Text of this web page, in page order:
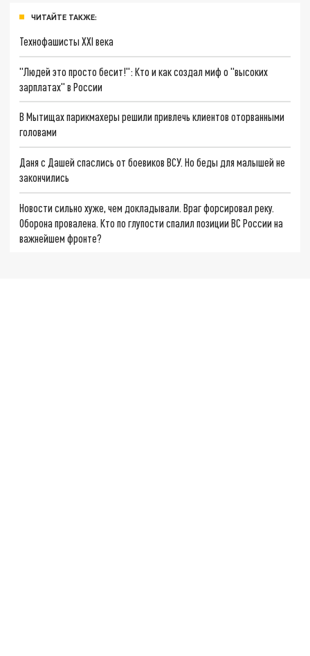
ЧИТАЙТЕ ТАКЖЕ:
Технофашисты XXI века
"Людей это просто бесит!": Кто и как создал миф о "высоких
зарплатах" в России
В Мытищах парикмахеры решили привлечь клиентов оторванными
головами
Даня с Дашей спаслись от боевиков ВСУ. Но беды для малышей не
закончились
Новости сильно хуже, чем докладывали. Враг форсировал реку.
Оборона провалена. Кто по глупости спалил позиции ВС России на
важнейшем фронте?